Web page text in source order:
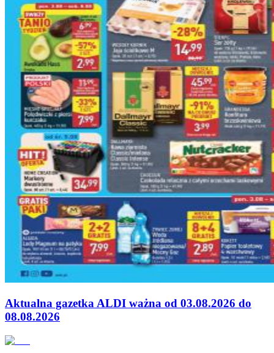
Aktualna gazetka ALDI ważna od 03.08.2026 do
08.08.2026